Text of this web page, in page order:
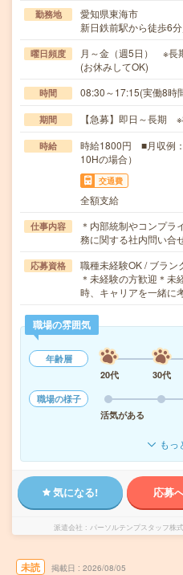
勤務地
愛知県東海市
新日鉄前駅から徒歩6
曜日頻度
月～金（週5日） ※長
(お休みしてOK)
時間 08:30～17:15(実働8
期間 【急募】即日～長期
時給
時給1800円 ■月収例
10Hの場合）
交通費
全額支給
仕事内容
＊内部統制やコンプラ
務に関する社内問い合
応募資格
職種未経験OK / ブラン
＊未経験の方歓迎＊未
時、キャリアを一緒に
職場の雰囲気
年齢層
20代
30代
職場の様子
活気がある
もっ
気になる! 応募
派遣会社 パーソルテンプスタッフ株
未読 掲載日 2026/08/05